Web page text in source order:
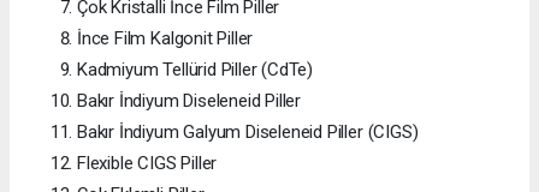
Çok Kristalli İnce Film Piller
İnce Film Kalgonit Piller
Kadmiyum Tellürid Piller (CdTe)
Bakır İndiyum Diseleneid Piller
Bakır İndiyum Galyum Diseleneid Piller (CIGS)
Flexible CIGS Piller